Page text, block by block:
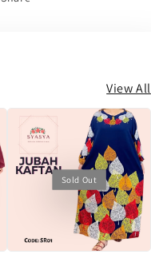
View All
Sold Out